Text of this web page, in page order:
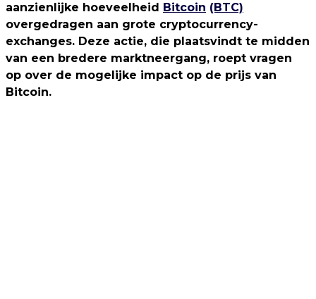
aanzienlijke hoeveelheid
Bitcoin (BTC)
overgedragen aan grote cryptocurrency-
exchanges. Deze actie, die plaatsvindt te midden
van een bredere marktneergang, roept vragen
op over de mogelijke impact op de prijs van
Bitcoin.